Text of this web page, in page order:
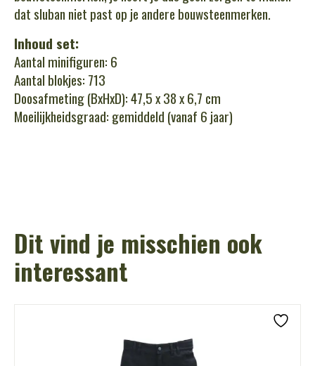
dat sluban niet past op je andere bouwsteenmerken.
Inhoud set:
Aantal minifiguren: 6
Aantal blokjes: 713
Doosafmeting (BxHxD): 47,5 x 38 x 6,7 cm
Moeilijkheidsgraad: gemiddeld (vanaf 6 jaar)
Dit vind je misschien ook
interessant